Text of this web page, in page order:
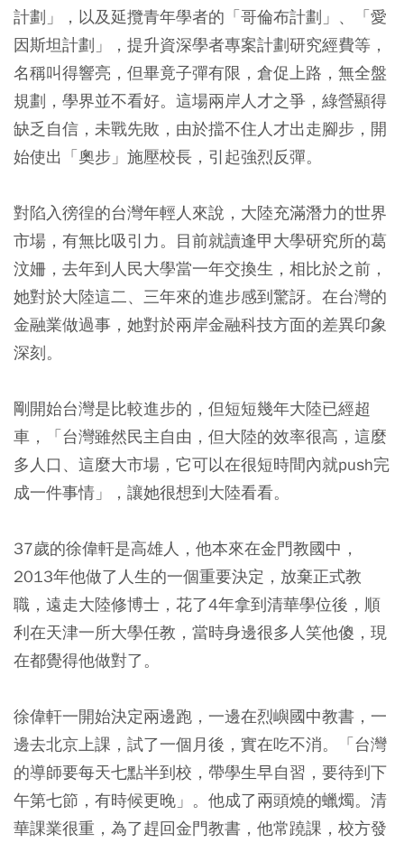
計劃」，以及延攬青年學者的「哥倫布計劃」、「愛
因斯坦計劃」，提升資深學者專案計劃研究經費等，
名稱叫得響亮，但畢竟子彈有限，倉促上路，無全盤
規劃，學界並不看好。這場兩岸人才之爭，綠營顯得
缺乏自信，未戰先敗，由於擋不住人才出走腳步，開
始使出「奧步」施壓校長，引起強烈反彈。
對陷入徬徨的台灣年輕人來說，大陸充滿潛力的世界
市場，有無比吸引力。目前就讀逢甲大學研究所的葛
汶姍，去年到人民大學當一年交換生，相比於之前，
她對於大陸這二、三年來的進步感到驚訝。在台灣的
金融業做過事，她對於兩岸金融科技方面的差異印象
深刻。
剛開始台灣是比較進步的，但短短幾年大陸已經超
車，「台灣雖然民主自由，但大陸的效率很高，這麼
多人口、這麼大市場，它可以在很短時間內就push完
成一件事情」，讓她很想到大陸看看。
37歲的徐偉軒是高雄人，他本來在金門教國中，
2013年他做了人生的一個重要決定，放棄正式教
職，遠走大陸修博士，花了4年拿到清華學位後，順
利在天津一所大學任教，當時身邊很多人笑他傻，現
在都覺得他做對了。
徐偉軒一開始決定兩邊跑，一邊在烈嶼國中教書，一
邊去北京上課，試了一個月後，實在吃不消。「台灣
的導師要每天七點半到校，帶學生早自習，要待到下
午第七節，有時候更晚」。他成了兩頭燒的蠟燭。清
華課業很重，為了趕回金門教書，他常蹺課，校方發